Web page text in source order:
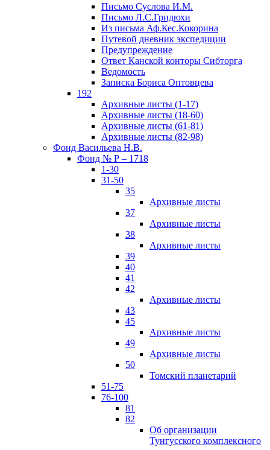
Письмо Суслова И.М.
Письмо Л.С.Гридюхи
Из письма Аф.Кес.Кокорина
Путевой дневник экспедиции
Предупреждение
Ответ Канской конторы Сибторга
Ведомость
Записка Бориса Оптовцева
192
Архивные листы (1-17)
Архивные листы (18-60)
Архивные листы (61-81)
Архивные листы (82-98)
Фонд Васильева Н.В.
Фонд № Р – 1718
1-30
31-50
35
Архивные листы
37
Архивные листы
38
Архивные листы
39
40
41
42
Архивные листы
43
45
Архивные листы
49
Архивные листы
50
Томский планетарий
51-75
76-100
81
82
Об организации
Тунгусского комплексного